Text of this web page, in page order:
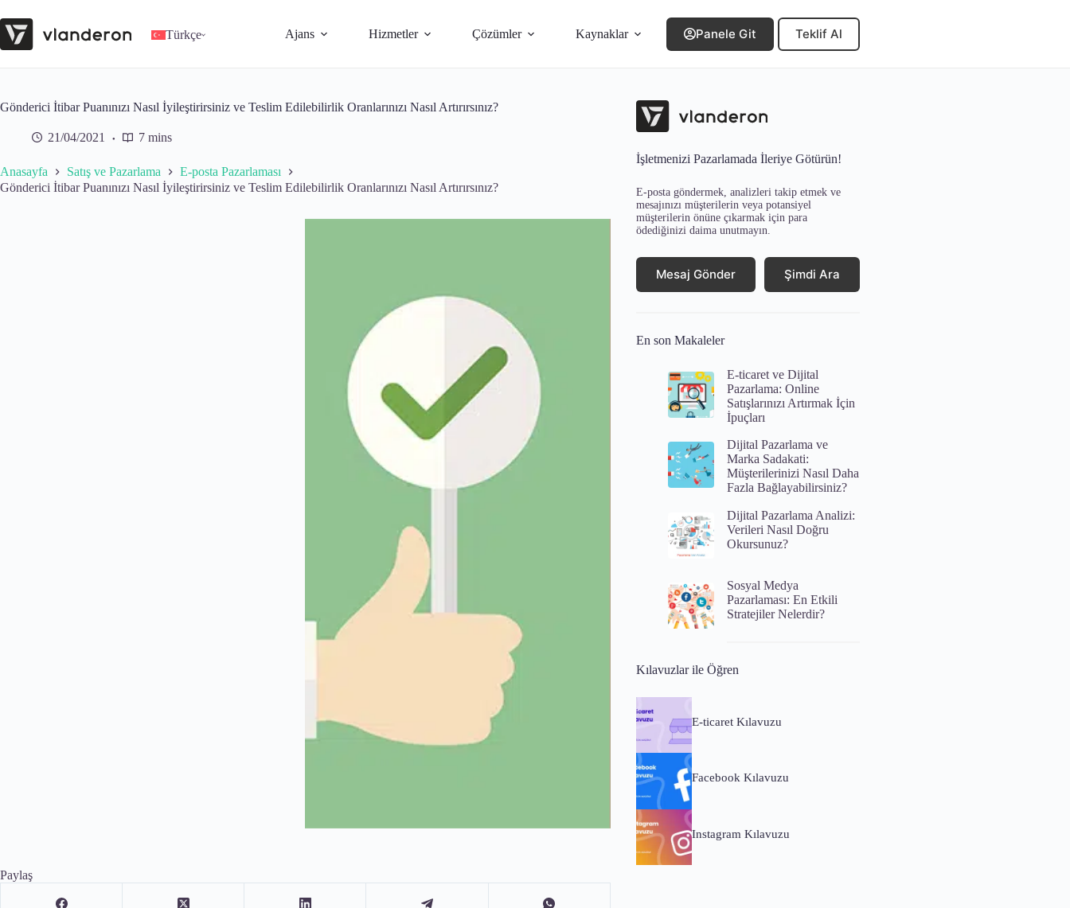
to
content
Türkçe Ajans Hizmetler Çözümler Kaynaklar Panele Git Teklif Al
Gönderici İtibar Puanınızı Nasıl İyileştirirsiniz ve Teslim Edilebilirlik Oranlarınızı Nasıl Artırırsınız?
21/04/2021 7 mins
Anasayfa Satış ve Pazarlama
E-posta Pazarlaması
Gönderici İtibar Puanınızı Nasıl İyileştirirsiniz ve Teslim Edilebilirlik Oranlarınızı Nasıl Artırırsınız?
Paylaş
İşletmenizi Pazarlamada İleriye Götürün!
E-posta göndermek, analizleri takip etmek ve
mesajınızı müşterilerin veya potansiyel
müşterilerin önüne çıkarmak için para
ödediğinizi daima unutmayın.
Mesaj Gönder Şimdi Ara
En son Makaleler
E-ticaret ve Dijital
Pazarlama: Online
Satışlarınızı Artırmak İçin
İpuçları
Dijital Pazarlama ve
Marka Sadakati:
Müşterilerinizi Nasıl Daha
Fazla Bağlayabilirsiniz?
Dijital Pazarlama Analizi:
Verileri Nasıl Doğru
Okursunuz?
Sosyal Medya
Pazarlaması: En Etkili
Stratejiler Nelerdir?
Kılavuzlar ile Öğren
E-ticaret Kılavuzu
Facebook Kılavuzu
Instagram Kılavuzu